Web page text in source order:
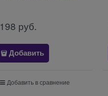
198 руб.
Добавить
Добавить в сравнение